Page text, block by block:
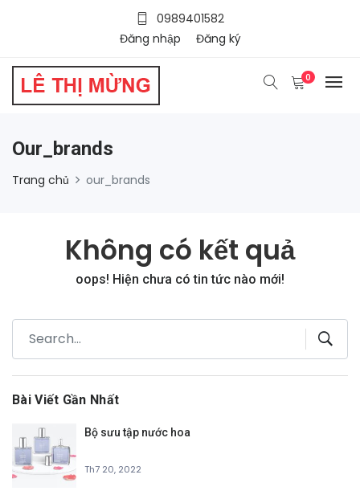
0989401582
Đăng nhập
Đăng ký
0
Our_brands
Trang chủ our_brands
Không có kết quả
oops! Hiện chưa có tin tức nào mới!
Bài Viết Gần Nhất
Bộ sưu tập nước hoa
Th7 20, 2022